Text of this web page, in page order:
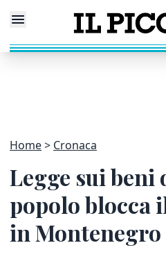
Home Cronaca
Legge sui beni
popolo blocca
in Montenegro